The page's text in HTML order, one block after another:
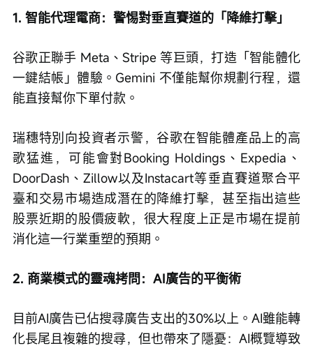
1. 智能代理電商：警惕對垂直賽道的「降維打擊」
谷歌正聯手 Meta、Stripe 等巨頭，打造「智能體化
一鍵結帳」體驗。Gemini 不僅能幫你規劃行程，還
能直接幫你下單付款。
瑞穗特別向投資者示警，谷歌在智能體產品上的高
歌猛進，可能會對Booking Holdings、Expedia、
DoorDash、Zillow以及Instacart等垂直賽道聚合平
臺和交易市場造成潛在的降維打擊，甚至指出這些
股票近期的股價疲軟，很大程度上正是市場在提前
消化這一行業重塑的預期。
2. 商業模式的靈魂拷問：AI廣告的平衡術
目前AI廣告已佔搜尋廣告支出的30%以上。AI雖能轉
化長尾且複雜的搜尋，但也帶來了隱憂：AI概覽導致